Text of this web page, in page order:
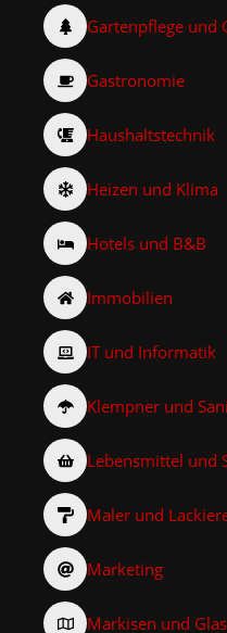
Gartenpflege und
Gastronomie
Haushaltstechnik
Heizen und Klima
Hotels und B&B
Immobilien
IT und Informatik
Klempner und
Lebensmittel und
Maler und
Marketing
Markisen und